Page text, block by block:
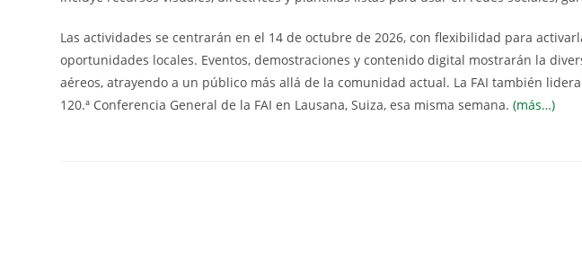
Las actividades se centrarán en el 14 de octubre de 2026, con flexibilidad para
oportunidades locales. Eventos, demostraciones y contenido digital mostrarán la
aéreos, atrayendo a un público más allá de la comunidad actual. La FAI también
120.ª Conferencia General de la FAI en Lausana, Suiza, esa misma semana.(más…)